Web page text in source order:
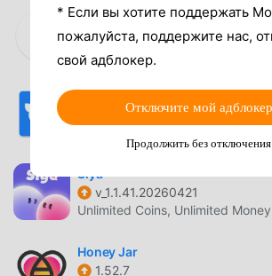
Super Clone
6.0.70.0427
God mode
10.4.1
Siya
v_1.1.41.20260421
Unlimited Coins, Unlimited
Honey Jar
1.52.7
* Если вы хотите поддержать
пожалуйста, поддержите нас,
свой адблокер.
Отключите мой адблокер
Продолжить без отключения